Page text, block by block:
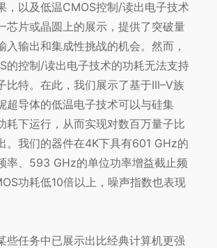
，以及低温CMOS控制/读出电子技术
芯片或晶圆上的展示，提供了突破量
入输出和集成性挑战的机会。然而，
的控制/读出电子技术的功耗无法支持
比特。在此，我们展示了基于III–V族
超导体的低温电子技术可以与硅集
耗下运行，从而实现对数百万量子比
。我们的器件在4K下具有601 GHz的
率、593 GHz的单位功率增益截止频
功耗低10倍以上，噪声指数也表现
些任务中已展示出比经典计算机更强